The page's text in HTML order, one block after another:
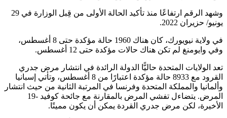
وشهد الرقم ارتفاعًا منذ تأكيد الحالة الأولى من قِبل الوزارة في 29
يونيو/ حزيران 2022.
في ولاية نيويورك، كان هناك 1960 حالة مؤكدة حتى 8 أغسطس،
وفي وايومنغ لم تكن هناك حالات مؤكدة حتى 12 أغسطس.
تعد الولايات المتحدة حاليًّا الدولة الرائدة في انتشار مرض جدري
القرود مع 8933 حالة مؤكدة اعتبارًا من 8 أغسطس، وتأتي إسبانيا
وألمانيا والمملكة المتحدة وفرنسا في المرتبة الثانية من حيث انتشار
المرض. يتضاءل تفشي المرض بالمقارنة مع جائحة كوفيد -19
الأخيرة، لكن مرض جدري القردة يمكن أن يكون مميتًا.